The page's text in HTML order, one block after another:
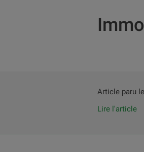
Article paru
Lire l'article